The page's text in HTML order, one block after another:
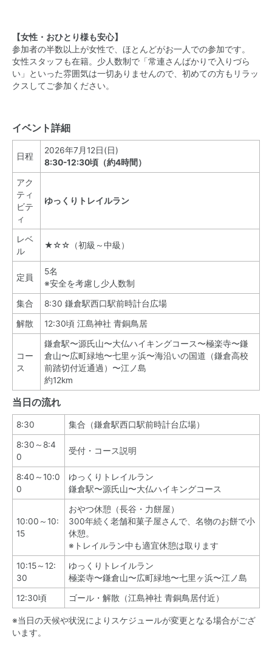
【女性・おひとり様も安心】
参加者の半数以上が女性で、ほとんどがお一人での参加です。
女性スタッフも在籍。少人数制で「常連さんばかりで入りづら
い」といった雰囲気は一切ありませんので、初めての方もリラッ
クスしてご参加ください。
イベント詳細
日程
2026年7月12日(日)
8:30-12:30頃（約4時間）
アク
ティ
ビテ
ィ
ゆっくり トレイルラン
レベ
ル
★☆☆（初級～中級）
定員
5名
※安全を考慮し少人数制
集合 8:30 鎌倉駅西口駅前時計台広場
解散 12:30頃 江島神社 青銅鳥居
コー
ス
鎌倉駅〜源氏山〜大仏ハイキングコース〜極楽寺〜鎌
倉山〜広町緑地〜七里ヶ浜〜海沿いの国道（鎌倉高校
前踏切付近通過）〜江ノ島
約12km
当日の流れ
8:30 集合（鎌倉駅西口駅前時計台広場）
8:30～8:4
0
受付・コース説明
8:40～10:0
0
ゆっくりトレイルラン
鎌倉駅〜源氏山〜大仏ハイキングコース
10:00～10:
15
おやつ休憩（長谷・力餅屋）
300年続く老舗和菓子屋さんで、名物のお餅で小
休憩。
※トレイルラン中も適宜休憩は取ります
10:15～12:
30
ゆっくりトレイルラン
極楽寺〜鎌倉山〜広町緑地〜七里ヶ浜〜江ノ島
12:30頃 ゴール・解散（江島神社 青銅鳥居付近）
※当日の天候や状況によりスケジュールが変更となる場合がござ
います。